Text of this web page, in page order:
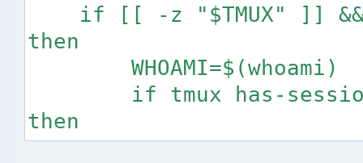
set -g base-index 1
setw -g pane-base-index 1
#
# Управление мышью и
#
if [[ -z "$TMUX" ]] && [[
then
WHOAMI=$(whoami)
if tmux has-session -t
then
tmux attach-